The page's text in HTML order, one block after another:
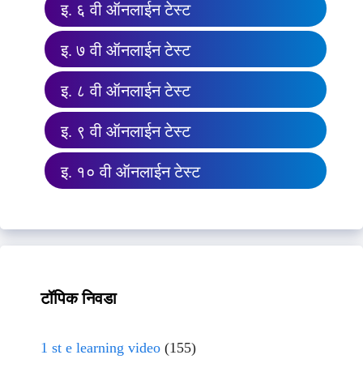
इ. ६ वी ऑनलाईन टेस्ट
इ. ७ वी ऑनलाईन टेस्ट
इ. ८ वी ऑनलाईन टेस्ट
इ. ९ वी ऑनलाईन टेस्ट
इ. १० वी ऑनलाईन टेस्ट
टॉपिक निवडा
1 st e learning video (155)